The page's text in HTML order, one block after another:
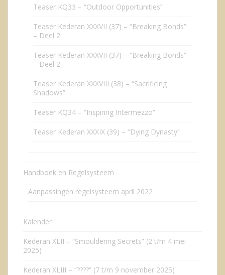
Teaser KQ33 – “Outdoor Opportunities”
Teaser Kederan XXXVII (37) – “Breaking Bonds”
– Deel 2
Teaser Kederan XXXVII (37) – “Breaking Bonds”
– Deel 2
Teaser Kederan XXXVIII (38) – “Sacrificing
Shadows”
Teaser KQ34 – “Inspiring Intermezzo”
Teaser Kederan XXXIX (39) – “Dying Dynasty”
Handboek en Regelsysteem
Aanpassingen regelsysteem april 2022
Kalender
Kederan XLII – “Smouldering Secrets” (2 t/m 4 mei
2025)
Kederan XLIII – “????” (7 t/m 9 november 2025)